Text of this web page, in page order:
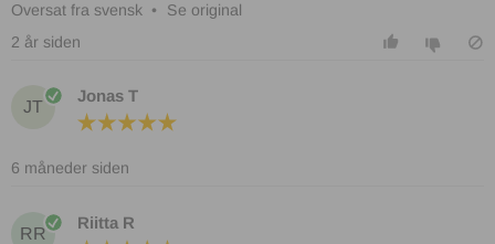
Oversat fra svensk •
Se original
2 år siden
JT
Jonas T
6 måneder siden
RR
Riitta R